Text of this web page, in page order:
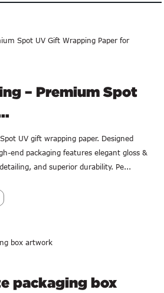
– Premium Spot
UV gift wrapping paper. Designed
end packaging features elegant gloss &
and superior durability. Pe...
packaging box